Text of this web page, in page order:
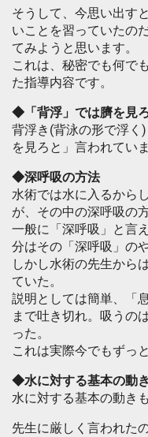
そうして、今思い出す
いことを習っていたの
てみようと思います。
これは、秘密でも何で
た指導内容です。
◆「背浮」では臍を見
背浮き(背泳の形で浮く
を見ろと」言われていま
◆深呼吸の方法
水術では水に入るから
が、その中の深呼吸の
一般に「深呼吸」と言
分はその「深呼吸」の
しかし水術の先生から
ていた。
説明としては簡単、「
まで吐き切れ。吸うの
った。
これは実際今でもずっ
◆水に対する基本の動き
水に対する基本の動き
先生に厳しく言われた